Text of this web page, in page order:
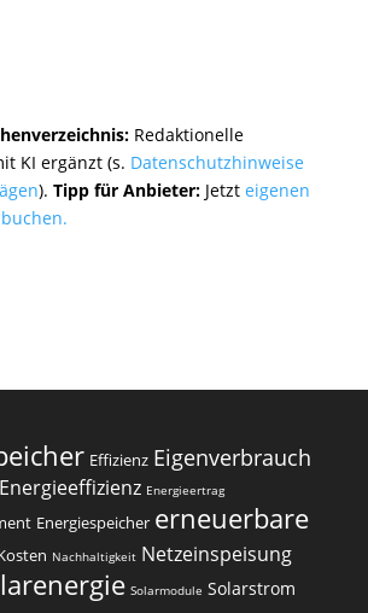
Redaktionelle
KI ergänzt (s. Datenschutzhinweise
). Tipp für Anbieter:Jetzt eigenen
Effizienz Eigenverbrauch
Energieeffizienz Energieertrag
Energiespeicher erneuerbare
Nachhaltigkeit Netzeinspeisung
Solarmodule Solarstrom